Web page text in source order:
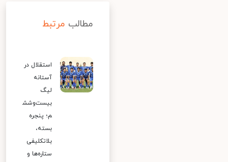
مطالب مرتبط
استقلال در
آستانه
لیگ
بیست‌وشش
م؛ پنجره
بسته،
بلاتکلیفی
ستاره‌ها و